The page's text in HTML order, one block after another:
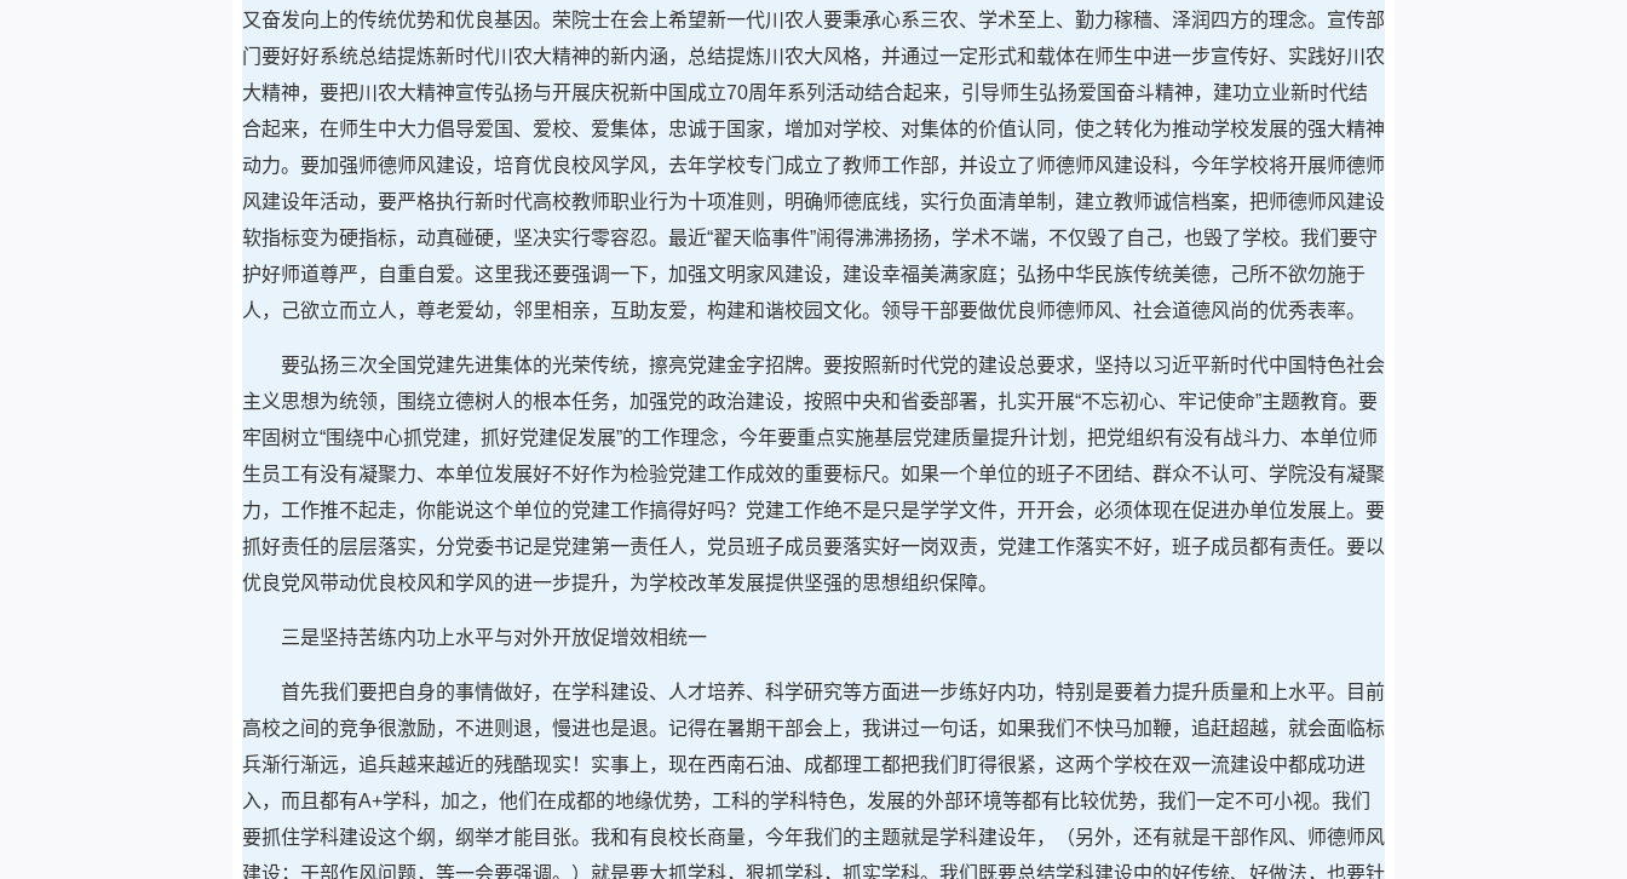
又奋发向上的传统优势和优良基因。荣院士在会上希望新一代川农人要秉承心系三农、学术至上、勤力稼穑、泽润四方的理念。宣传部
门要好好系统总结提炼新时代川农大精神的新内涵，总结提炼川农大风格，并通过一定形式和载体在师生中进一步宣传好、实践好川农
大精神，要把川农大精神宣传弘扬与开展庆祝新中国成立70周年系列活动结合起来，引导师生弘扬爱国奋斗精神，建功立业新时代结
合起来，在师生中大力倡导爱国、爱校、爱集体，忠诚于国家，增加对学校、对集体的价值认同，使之转化为推动学校发展的强大精神
动力。要加强师德师风建设，培育优良校风学风，去年学校专门成立了教师工作部，并设立了师德师风建设科，今年学校将开展师德师
风建设年活动，要严格执行新时代高校教师职业行为十项准则，明确师德底线，实行负面清单制，建立教师诚信档案，把师德师风建设
软指标变为硬指标，动真碰硬，坚决实行零容忍。最近“翟天临事件”闹得沸沸扬扬，学术不端，不仅毁了自己，也毁了学校。我们要守
护好师道尊严，自重自爱。这里我还要强调一下，加强文明家风建设，建设幸福美满家庭；弘扬中华民族传统美德，己所不欲勿施于
人，己欲立而立人，尊老爱幼，邻里相亲，互助友爱，构建和谐校园文化。领导干部要做优良师德师风、社会道德风尚的优秀表率。
要弘扬三次全国党建先进集体的光荣传统，擦亮党建金字招牌。要按照新时代党的建设总要求，坚持以习近平新时代中国特色社会
主义思想为统领，围绕立德树人的根本任务，加强党的政治建设，按照中央和省委部署，扎实开展“不忘初心、牢记使命”主题教育。要
牢固树立“围绕中心抓党建，抓好党建促发展”的工作理念，今年要重点实施基层党建质量提升计划，把党组织有没有战斗力、本单位师
生员工有没有凝聚力、本单位发展好不好作为检验党建工作成效的重要标尺。如果一个单位的班子不团结、群众不认可、学院没有凝聚
力，工作推不起走，你能说这个单位的党建工作搞得好吗？党建工作绝不是只是学学文件，开开会，必须体现在促进办单位发展上。要
抓好责任的层层落实，分党委书记是党建第一责任人，党员班子成员要落实好一岗双责，党建工作落实不好，班子成员都有责任。要以
优良党风带动优良校风和学风的进一步提升，为学校改革发展提供坚强的思想组织保障。
三是坚持苦练内功上水平与对外开放促增效相统一
首先我们要把自身的事情做好，在学科建设、人才培养、科学研究等方面进一步练好内功，特别是要着力提升质量和上水平。目前
高校之间的竞争很激励，不进则退，慢进也是退。记得在暑期干部会上，我讲过一句话，如果我们不快马加鞭，追赶超越，就会面临标
兵渐行渐远，追兵越来越近的残酷现实！实事上，现在西南石油、成都理工都把我们盯得很紧，这两个学校在双一流建设中都成功进
入，而且都有A+学科，加之，他们在成都的地缘优势，工科的学科特色，发展的外部环境等都有比较优势，我们一定不可小视。我们
要抓住学科建设这个纲，纲举才能目张。我和有良校长商量，今年我们的主题就是学科建设年，（另外，还有就是干部作风、师德师风
建设；干部作风问题，等一会要强调。）就是要大抓学科，狠抓学科，抓实学科。我们既要总结学科建设中的好传统、好做法，也要针